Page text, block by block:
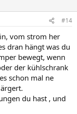
#14
vom strom her
dran hängt was du
bewegt, wenn
der kühlschrank
schon mal ne
du hast , und